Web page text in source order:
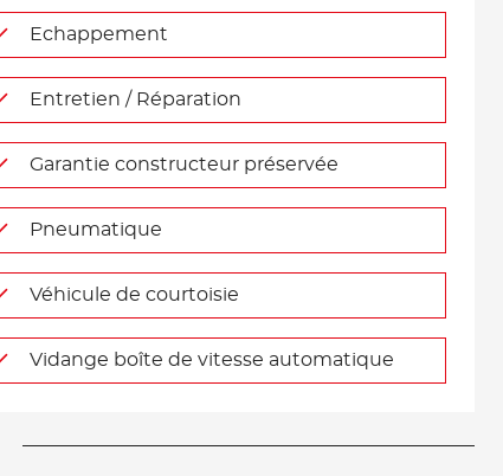
Echappement
Entretien / Réparation
Garantie constructeur préservée
Pneumatique
Véhicule de courtoisie
Vidange boîte de vitesse automatique